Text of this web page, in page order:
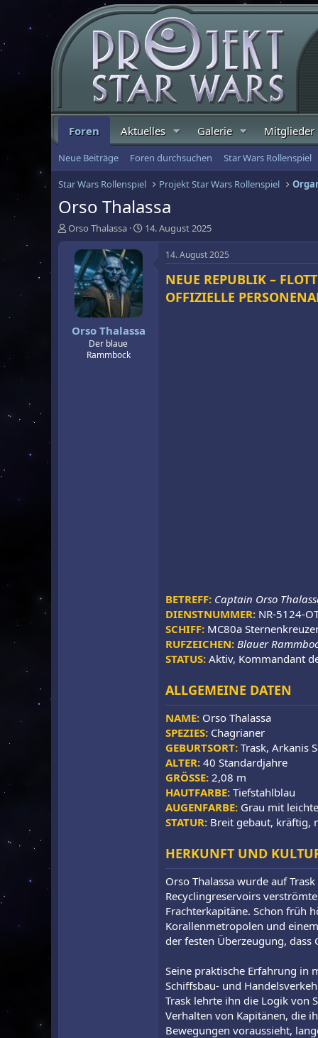
Foren Aktuelles Galerie Mitglieder
Neue Beiträge Foren durchsuchen Star Wars Rollenspiel
Star Wars Rollenspiel Projekt Star Wars Rollenspiel
Orso Thalassa
E
r
Orso Thalassa
E
r
a
14. August 2025
Orso Thalassa
Der blaue
Rammbock
14. August 2025
NEUE REPUBLIK –
OFFIZIELLE
BETREFF: Captain Orso
DIENSTNUMMER: NR-5124-
SCHIFF: MC80a
RUFZEICHEN: Blauer
STATUS: Aktiv, Kommandant
ALLGEMEINE DATEN
NAME: Orso Thalassa
SPEZIES: Chagrianer
GEBURTSORT: Trask, Arkanis
ALTER: 40 Standardjahre
GRÖSSE: 2,08 m
HAUTFARBE: Tiefstahlblau
AUGENFARBE: Grau mit
STATUR: Breit gebaut, kräftig,
HERKUNFT UND
Orso Thalassa wurde auf
Recyclingreservoirs
Frachterkapitäne. Schon früh
Korallenmetropolen und
der festen Überzeugung, dass
Seine praktische Erfahrung in
Schiffsbau- und
Trask lehrte ihn die Logik von
Verhalten von Kapitänen, die
Bewegungen voraussieht,